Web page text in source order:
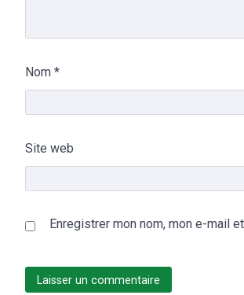
Nom *
Site web
Enregistrer mon nom, mon e-mail